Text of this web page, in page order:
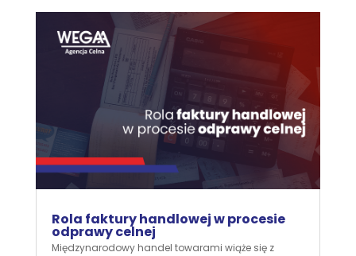
Rola faktury handlowej w procesie
odprawy celnej
Międzynarodowy handel towarami wiąże się z